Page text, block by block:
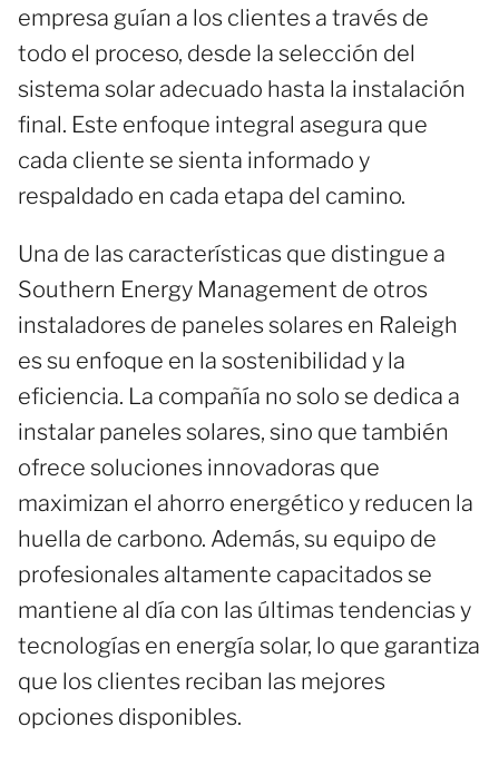
empresa guían a los clientes a través de
todo el proceso, desde la selección del
sistema solar adecuado hasta la instalación
final. Este enfoque integral asegura que
cada cliente se sienta informado y
respaldado en cada etapa del camino.
Una de las características que distingue a
Southern Energy Management de otros
instaladores de paneles solares en Raleigh
es su enfoque en la sostenibilidad y la
eficiencia. La compañía no solo se dedica a
instalar paneles solares, sino que también
ofrece soluciones innovadoras que
maximizan el ahorro energético y reducen la
huella de carbono. Además, su equipo de
profesionales altamente capacitados se
mantiene al día con las últimas tendencias y
tecnologías en energía solar, lo que garantiza
que los clientes reciban las mejores
opciones disponibles.